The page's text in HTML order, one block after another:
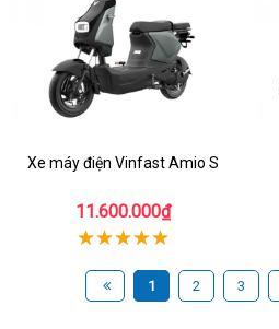
Xe máy điện Vinfast Amio S
11.600.000₫
1 2 3